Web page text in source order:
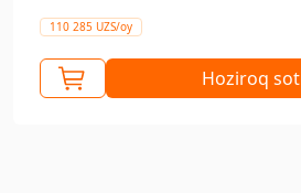
110 285 UZS/oy
Hoziroq